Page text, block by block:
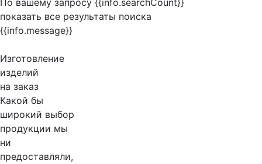
По вашему запросу {{info.searchCount}}
показать все результаты поиска
{{info.message}}
Изготовление
изделий
на заказ
Какой бы
широкий выбор
продукции мы
ни
предоставляли,